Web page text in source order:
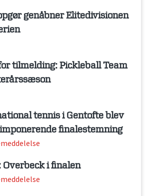
genåbner Elitedivisionen
tilmelding: Pickleball Team
tennis i Gentofte blev
finalestemning
Overbeck i finalen